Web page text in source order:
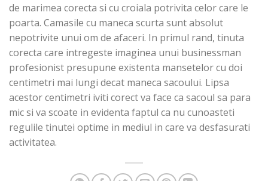
de marimea corecta si cu croiala potrivita celor care le
poarta. Camasile cu maneca scurta sunt absolut
nepotrivite unui om de afaceri. In primul rand, tinuta
corecta care intregeste imaginea unui businessman
profesionist presupune existenta mansetelor cu doi
centimetri mai lungi decat maneca sacoului. Lipsa
acestor centimetri iviti corect va face ca sacoul sa para
mic si va scoate in evidenta faptul ca nu cunoasteti
regulile tinutei optime in mediul in care va desfasurati
activitatea.